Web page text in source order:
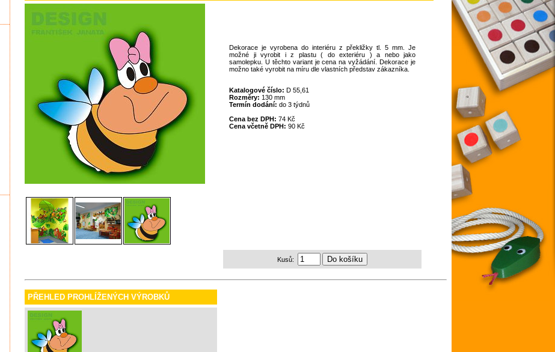
Dekorace je vyrobena do interiéru z překližky tl. 5 mm. Je
možné ji vyrobit i z plastu ( do exteriéru ) a nebo jako
samolepku. U těchto variant je cena na vyžádání. Dekorace je
možno také vyrobit na míru dle vlastních představ zákazníka.
Katalogové číslo: D 55,61
Rozměry: 130 mm
Termín dodání: do 3 týdnů
Cena bez DPH: 74 Kč
Cena včetně DPH: 90 Kč
Kusů:
PŘEHLED PROHLÍŽENÝCH VÝROBKŮ